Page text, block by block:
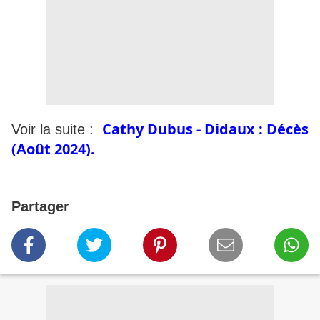
Voir la suite :
Cathy Dubus - Didaux : Décès
(Août 2024).
Partager